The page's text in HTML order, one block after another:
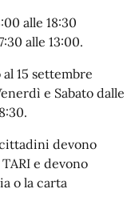
alle 18:30
alle 13:00.
15 settembre
e Sabato dalle
devono
e devono
o la carta